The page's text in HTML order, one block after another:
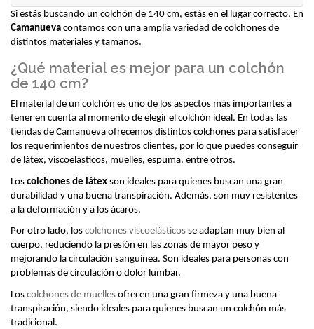
Camanueva contamos con una amplia variedad de colchones de
distintos materiales y tamaños.
¿Qué material es mejor para un colchón
de 140 cm?
El material de un colchón es uno de los aspectos más importantes a
tener en cuenta al momento de elegir el colchón ideal. En todas las
tiendas de Camanueva ofrecemos distintos colchones para satisfacer
los requerimientos de nuestros clientes, por lo que puedes conseguir
de látex, viscoelásticos, muelles, espuma, entre otros.
Los colchones de látex son ideales para quienes buscan una gran
durabilidad y una buena transpiración. Además, son muy resistentes
a la deformación y a los ácaros.
Por otro lado, los colchones viscoelásticos se adaptan muy bien al
cuerpo, reduciendo la presión en las zonas de mayor peso y
mejorando la circulación sanguínea. Son ideales para personas con
problemas de circulación o dolor lumbar.
Los colchones de muelles ofrecen una gran firmeza y una buena
transpiración, siendo ideales para quienes buscan un colchón más
tradicional.